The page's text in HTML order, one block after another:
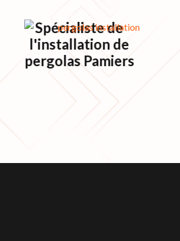
Spécialiste de
l'installation de
pergolas Pamiers